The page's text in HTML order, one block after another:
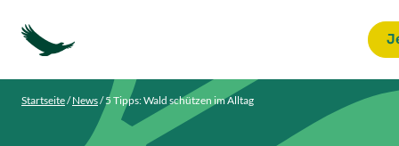
Startseite/News/5 Tipps: Wald schützen im Alltag